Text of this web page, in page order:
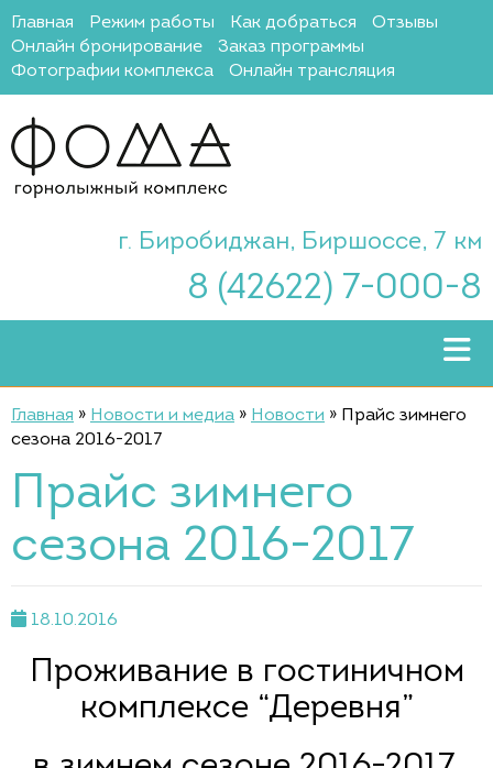
Главная Режим работы Как добраться
Отзывы
Онлайн бронирование
Заказ программы
Фотографии комплекса
Онлайн трансляция
г. Биробиджан, Биршоссе, 7 км
8 (42622) 7-000-8
Главная » Новости и медиа » Новости » Прайс зимнего
сезона 2016-2017
Прайс зимнего
сезона 2016-2017
18.10.2016
Проживание в гостиничном
комплексе “Деревня”